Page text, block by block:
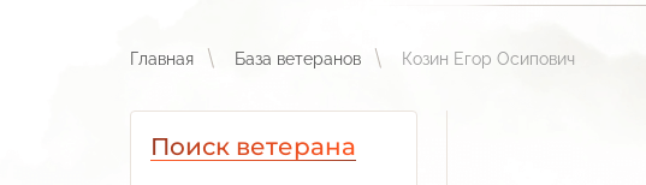
Главная База ветеранов Козин Егор Осипович
Поиск ветерана